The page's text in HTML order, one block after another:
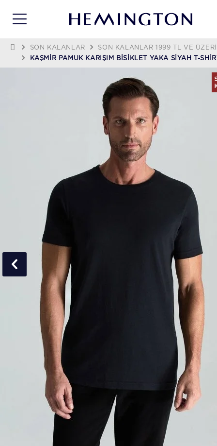
SON KALANLAR
SON KALANLAR 1999 TL VE ÜZERI
KAŞMIR PAMUK KARIŞIM BISIKLET YAKA SIYAH T-